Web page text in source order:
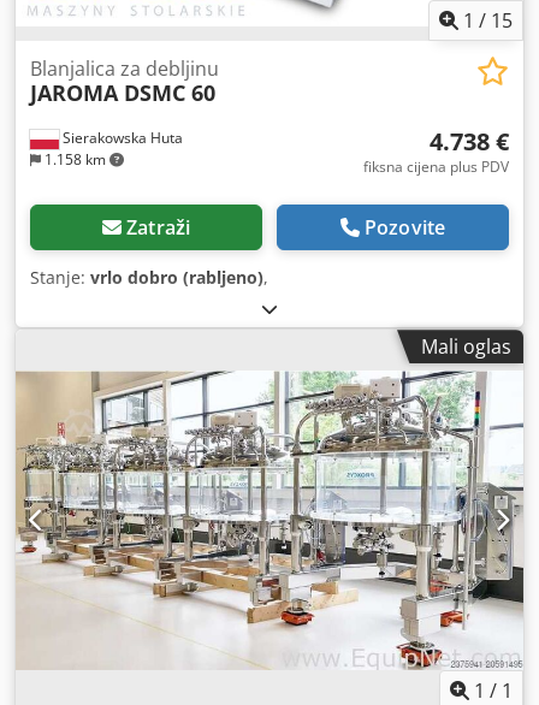
1 / 15
Sierakowska Huta
1.158 km
Blanjalica za debljinu
JAROMA DSMC 60
4.738 €
fiksna cijena plus PDV
Zatraži Pozovite
Stanje: vrlo dobro (rabljeno),
Mali oglas
1 / 1